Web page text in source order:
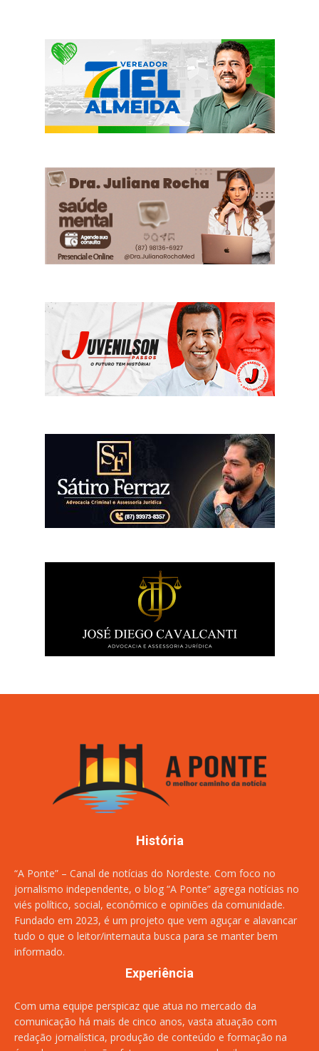
História
“A Ponte” – Canal de notícias do Nordeste. Com foco no
jornalismo independente, o blog “A Ponte” agrega notícias no
viés político, social, econômico e opiniões da comunidade.
Fundado em 2023, é um projeto que vem aguçar e alavancar
tudo o que o leitor/internauta busca para se manter bem
informado.
Experiência
Com uma equipe perspicaz que atua no mercado da
comunicação há mais de cinco anos, vasta atuação com
redação jornalística, produção de conteúdo e formação na